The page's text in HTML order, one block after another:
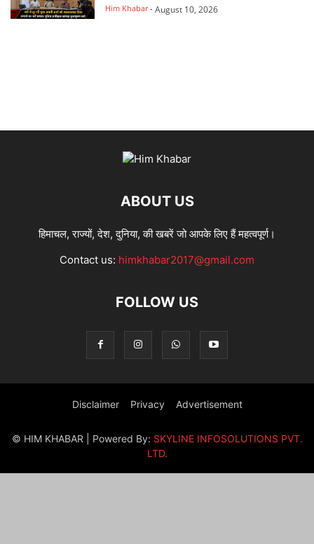
Him Khabar - August 10, 2026
ABOUT US
हिमाचल, राज्यों, देश, दुनिया, की खबरें जो आपके लिए हैं महत्वपूर्ण।
Contact us: himkhabar2017@gmail.com
FOLLOW US
Disclaimer Privacy Advertisement
© HIM KHABAR | Powered By: SKYLINE INFOSOLUTIONS PVT.
LTD.